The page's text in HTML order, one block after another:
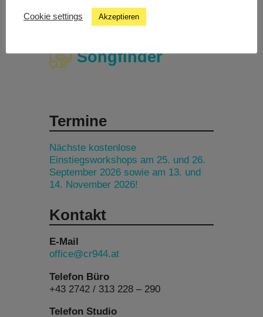
Studiochat
Songfinder
Termine
Nächste kostenlose
Einstiegsworkshops am 25. und 26.
September 2026 sowie am 13. und
14. November 2026!
Kontakt
E-Mail
office@cr944.at
Telefon Büro
+43 2742 / 313 228 – 290
Telefon Studio
Cookie settings Akzeptieren